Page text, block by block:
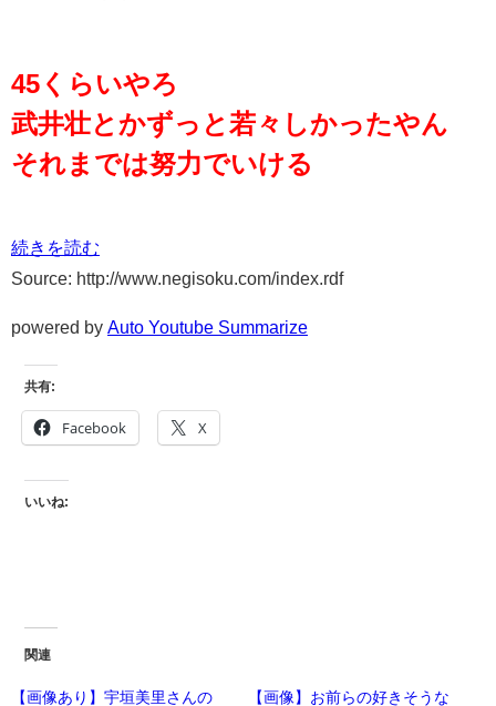
45くらいやろ
武井壮とかずっと若々しかったやん
それまでは努力でいける
続きを読む
Source: http://www.negisoku.com/index.rdf
powered by Auto Youtube Summarize
共有:
Facebook X
いいね:
関連
【画像あり】宇垣美里さんの
【画像】お前らの好きそうな